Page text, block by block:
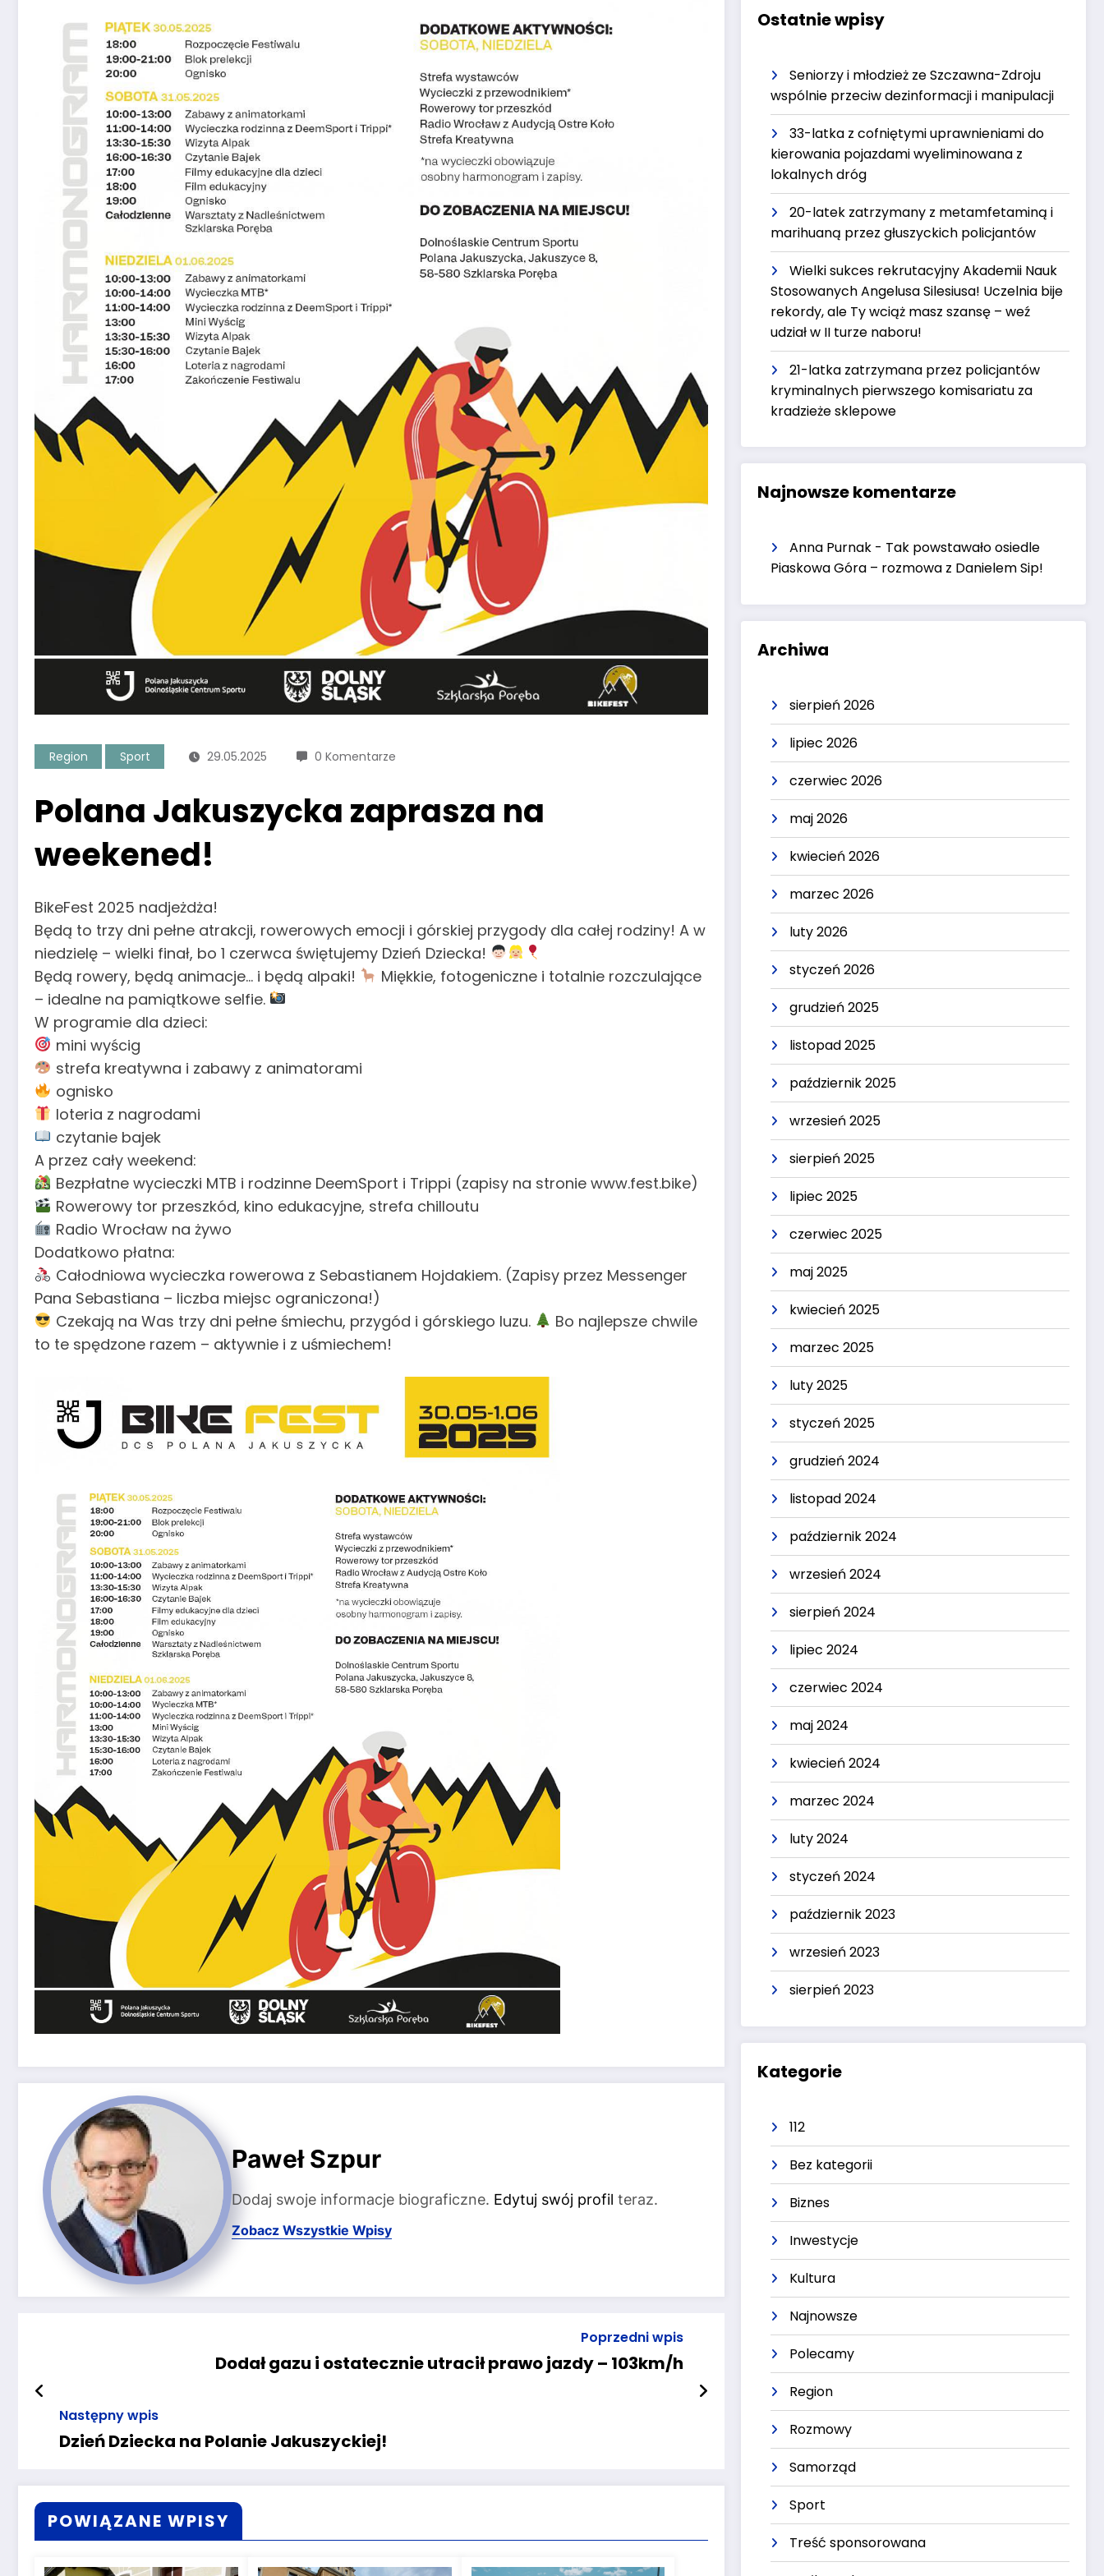
Region Sport 29.05.2025 0 Komentarze
Polana Jakuszycka zaprasza na
weekened!
BikeFest 2025 nadjeżdża!
Będą to trzy dni pełne atrakcji, rowerowych emocji i górskiej przygody dla całej rodziny! A w
niedzielę – wielki finał, bo 1 czerwca świętujemy Dzień Dziecka!
Będą rowery, będą animacje… i będą alpaki!
Miękkie, fotogeniczne i totalnie rozczulające
– idealne na pamiątkowe selfie.
W programie dla dzieci:
mini wyścig
strefa kreatywna i zabawy z animatorami
ognisko
loteria z nagrodami
czytanie bajek
A przez cały weekend:
Bezpłatne wycieczki MTB i rodzinne DeemSport i Trippi (zapisy na stronie www.fest.bike)
Rowerowy tor przeszkód, kino edukacyjne, strefa chilloutu
Radio Wrocław na żywo
Dodatkowo płatna:
Całodniowa wycieczka rowerowa z Sebastianem Hojdakiem. (Zapisy przez Messenger
Pana Sebastiana – liczba miejsc ograniczona!)
Czekają na Was trzy dni pełne śmiechu, przygód i górskiego luzu.
Bo najlepsze chwile
to te spędzone razem – aktywnie i z uśmiechem!
Paweł Szpur
Dodaj swoje informacje biograficzne. Edytuj swój profil teraz.
Zobacz Wszystkie Wpisy
Poprzedni wpis
Dodał gazu i ostatecznie utracił prawo jazdy – 103km/h
Następny wpis
Dzień Dziecka na Polanie Jakuszyckiej!
POWIĄZANE WPISY
Ostatnie wpisy
Seniorzy i młodzież ze Szczawna-Zdroju
wspólnie przeciw dezinformacji i manipulacji
33-latka z cofniętymi uprawnieniami do
kierowania pojazdami wyeliminowana z
lokalnych dróg
20-latek zatrzymany z metamfetaminą i
marihuaną przez głuszyckich policjantów
Wielki sukces rekrutacyjny Akademii Nauk
Stosowanych Angelusa Silesiusa! Uczelnia bije
rekordy, ale Ty wciąż masz szansę – weź
udział w II turze naboru!
21-latka zatrzymana przez policjantów
kryminalnych pierwszego komisariatu za
kradzieże sklepowe
Najnowsze komentarze
Anna Purnak - Tak powstawało osiedle
Piaskowa Góra – rozmowa z Danielem Sip!
Archiwa
sierpień 2026
lipiec 2026
czerwiec 2026
maj 2026
kwiecień 2026
marzec 2026
luty 2026
styczeń 2026
grudzień 2025
listopad 2025
październik 2025
wrzesień 2025
sierpień 2025
lipiec 2025
czerwiec 2025
maj 2025
kwiecień 2025
marzec 2025
luty 2025
styczeń 2025
grudzień 2024
listopad 2024
październik 2024
wrzesień 2024
sierpień 2024
lipiec 2024
czerwiec 2024
maj 2024
kwiecień 2024
marzec 2024
luty 2024
styczeń 2024
październik 2023
wrzesień 2023
sierpień 2023
Kategorie
112
Bez kategorii
Biznes
Inwestycje
Kultura
Najnowsze
Polecamy
Region
Rozmowy
Samorząd
Sport
Treść sponsorowana